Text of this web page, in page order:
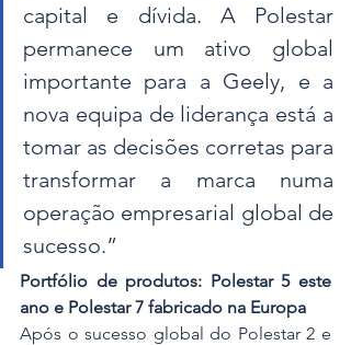
capital e dívida. A Polestar
permanece um ativo global
importante para a Geely, e a
nova equipa de liderança está a
tomar as decisões corretas para
transformar a marca numa
operação empresarial global de
sucesso.”
Portfólio de produtos: Polestar 5 este
ano e Polestar 7 fabricado na Europa
Após o sucesso global do Polestar 2 e